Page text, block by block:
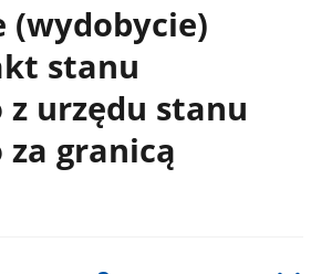
(wydobycie)
stanu
urzędu stanu
granicą